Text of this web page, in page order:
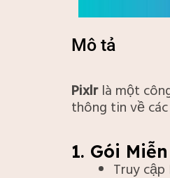
Mô tả
Pixlrlà một
thông tin về
1. Gói
Truy